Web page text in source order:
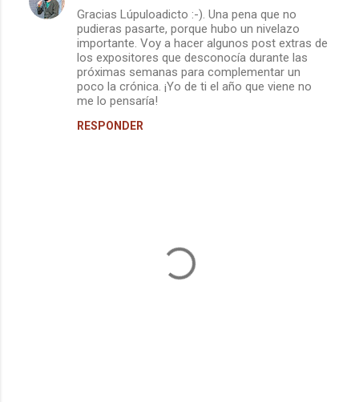
i
Gracias Lúpuloadicto :-). Una pena que no
pudieras pasarte, porque hubo un nivelazo
importante. Voy a hacer algunos post extras de
los expositores que desconocía durante las
próximas semanas para complementar un
poco la crónica. ¡Yo de ti el año que viene no
me lo pensaría!
RESPONDER